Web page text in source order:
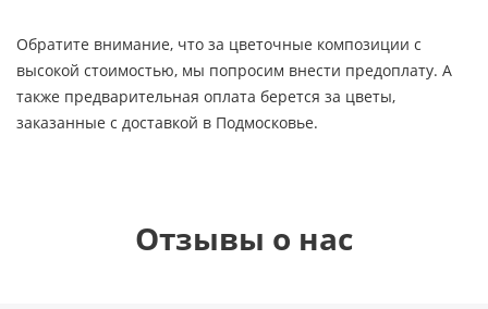
Обратите внимание, что за цветочные композиции с
высокой стоимостью, мы попросим внести предоплату. А
также предварительная оплата берется за цветы,
заказанные с доставкой в Подмосковье.
Отзывы о нас